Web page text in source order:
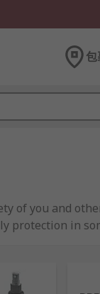
of you and
protection in
machine